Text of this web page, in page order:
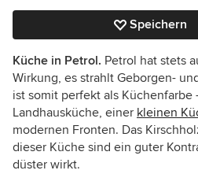
Speichern
Küche in Petrol. Petrol hat stets
Wirkung, es strahlt Geborgen-
ist somit perfekt als Küchenfarbe
Landhausküche, einer kleinen
modernen Fronten. Das
dieser Küche sind ein guter
düster wirkt.